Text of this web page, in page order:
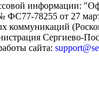
информации:
78255 от 27
Сергиево-
сайта: